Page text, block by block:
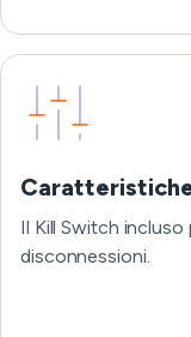
Il Kill Switch incluso
disconnessioni.